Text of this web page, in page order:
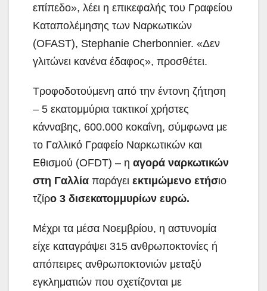
επίπεδο», λέει η επικεφαλής του Γραφείου
Καταπολέμησης των Ναρκωτικών
(OFAST), Stephanie Cherbonnier. «Δεν
γλιτώνει κανένα έδαφος», προσθέτει.
Τροφοδοτούμενη από την έντονη ζήτηση
– 5 εκατομμύρια τακτικοί χρήστες
κάνναβης, 600.000 κοκαΐνη, σύμφωνα με
το Γαλλικό Γραφείο Ναρκωτικών και
Εθισμού (OFDT) – η αγορά ναρκωτικών
στη Γαλλία παράγει εκτιμώμενο ετήσιο
τζίρο 3 δισεκατομμυρίων ευρώ.
Μέχρι τα μέσα Νοεμβρίου, η αστυνομία
είχε καταγράψει 315 ανθρωποκτονίες ή
απόπειρες ανθρωποκτονιών μεταξύ
εγκληματιών που σχετίζονται με